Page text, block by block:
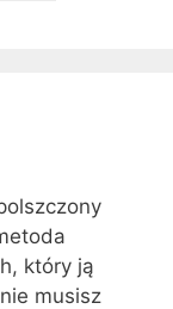
który ją
musisz